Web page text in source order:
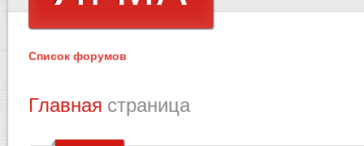
Список форумов
Главная страница